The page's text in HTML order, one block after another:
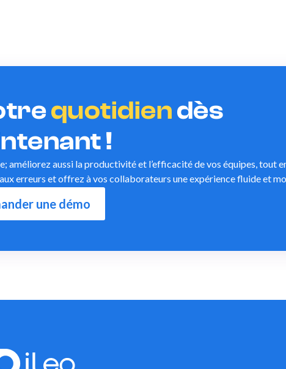
quotidiendès
!
améliorez aussi la productivité et l’efficacité de vos équipes, tout
erreurs et offrez à vos collaborateurs une expérience fluide et
une démo